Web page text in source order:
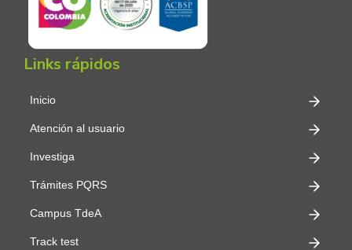
Links rápidos
Inicio
Atención al usuario
Investiga
Trámites PQRS
Campus TdeA
Track test